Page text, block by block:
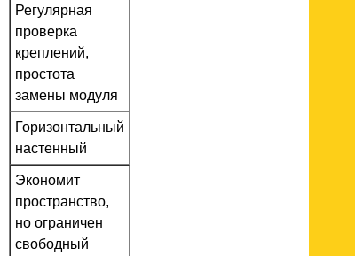
Регулярная
проверка
креплений,
простота
замены модуля
Горизонтальный
настенный
Экономит
пространство,
но ограничен
свободный